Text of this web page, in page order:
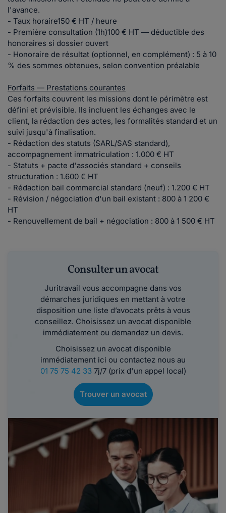
l'avance.
- Taux horaire150 € HT / heure
- Première consultation (1h)100 € HT — déductible des
honoraires si dossier ouvert
- Honoraire de résultat (optionnel, en complément) : 5 à 10
% des sommes obtenues, selon convention préalable
Forfaits — Prestations courantes
Ces forfaits couvrent les missions dont le périmètre est
défini et prévisible. Ils incluent les échanges avec le
client, la rédaction des actes, les formalités standard et un
suivi jusqu'à finalisation.
- Rédaction des statuts (SARL/SAS standard),
accompagnement immatriculation : 1.000 € HT
- Statuts + pacte d'associés standard + conseils
structuration : 1.600 € HT
- Rédaction bail commercial standard (neuf) : 1.200 € HT
- Révision / négociation d'un bail existant : 800 à 1 200 €
HT
- Renouvellement de bail + négociation : 800 à 1 500 € HT
Consulter un avocat
Juritravail vous accompagne dans vos
démarches juridiques en mettant à votre
disposition une liste d’avocats prêts à vous
conseillez. Choisissez un avocat disponible
immédiatement ou demandez un devis.
Choisissez un avocat disponible
immédiatement ici ou contactez nous au
01 75 75 42 337j/7 (prix d'un appel local)
Trouver un avocat